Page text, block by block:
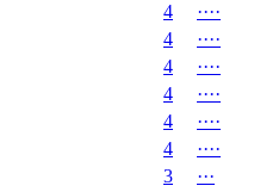
4 ····
4 ····
4 ····
4 ····
4 ····
4 ····
3 ···